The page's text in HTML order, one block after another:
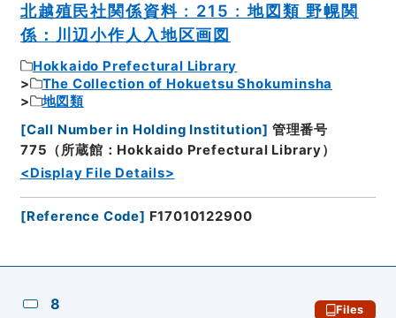
北越殖民社関係資料 : 215 : 地図類 野幌関
係：川辺小作人入地区画図
Hokkaido Prefectural Library
The Collection of Hokuetsu Shokuminsha
地図類
[Call Number in Holding Institution] 管理番号
775（所蔵館：Hokkaido Prefectural Library）
<Display File Details>
[Reference Code] F17010122900
8 Files